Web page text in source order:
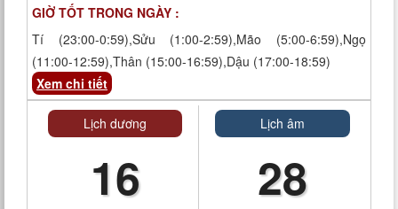
GIỜ TỐT TRONG NGÀY :
Tí (23:00-0:59),Sửu (1:00-2:59),Mão (5:00-6:59),Ngọ
(11:00-12:59),Thân (15:00-16:59),Dậu (17:00-18:59)
Xem chi tiết
Lịch dương
16
Lịch âm
28